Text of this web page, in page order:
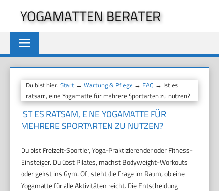
springen
YOGAMATTEN BERATER
Du bist hier:Start →Wartung & Pflege → FAQ → Ist es
ratsam, eine Yogamatte für mehrere Sportarten zu nutzen?
IST ES RATSAM, EINE YOGAMATTE FÜR
MEHRERE SPORTARTEN ZU NUTZEN?
Du bist Freizeit-Sportler, Yoga-Praktizierender oder Fitness-
Einsteiger. Du übst Pilates, machst Bodyweight-Workouts
oder gehst ins Gym. Oft steht die Frage im Raum, ob eine
Yogamatte für alle Aktivitäten reicht. Die Entscheidung